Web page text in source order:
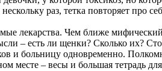
раз, тетка повторяет про
лекарства. Чем ближе
– есть ли щенки? Сколько их?
и больницу одновременно.
месте – весы и большая тетрадь